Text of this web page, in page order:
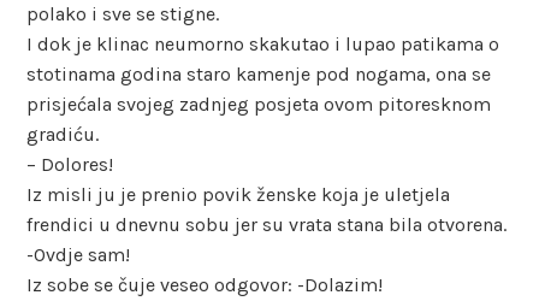
polako i sve se stigne.
I dok je klinac neumorno skakutao i lupao patikama o
stotinama godina staro kamenje pod nogama, ona se
prisjećala svojeg zadnjeg posjeta ovom pitoresknom
gradiću.
– Dolores!
Iz misli ju je prenio povik ženske koja je uletjela
frendici u dnevnu sobu jer su vrata stana bila otvorena.
-Ovdje sam!
Iz sobe se čuje veseo odgovor: -Dolazim!